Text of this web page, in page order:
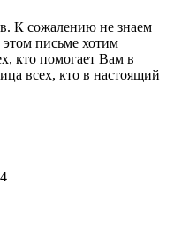
К сожалению не знаем
письме хотим
кто помогает Вам в
всех, кто в настоящий